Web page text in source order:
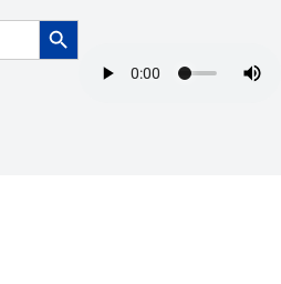
Botón de búsqueda